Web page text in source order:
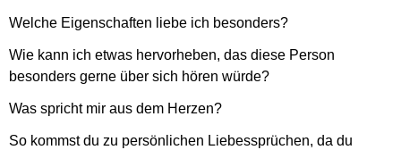
Welche Eigenschaften liebe ich besonders?
Wie kann ich etwas hervorheben, das diese Person
besonders gerne über sich hören würde?
Was spricht mir aus dem Herzen?
So kommst du zu persönlichen Liebessprüchen, da du